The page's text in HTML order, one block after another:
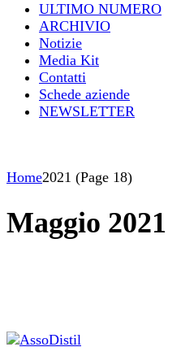
ULTIMO NUMERO
ARCHIVIO
Notizie
Media Kit
Contatti
Schede aziende
NEWSLETTER
Home2021 (Page 18)
Maggio 2021